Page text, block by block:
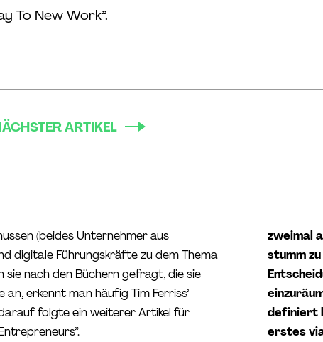
To New Work”.
ARTIKEL
(beides Unternehmer aus
digitale Führungskräfte zu dem Thema
nach den Büchern gefragt, die sie
erkennt man häufig Tim Ferriss’
folgte ein weiterer Artikel für
zweimal
stumm
definiert
erstes